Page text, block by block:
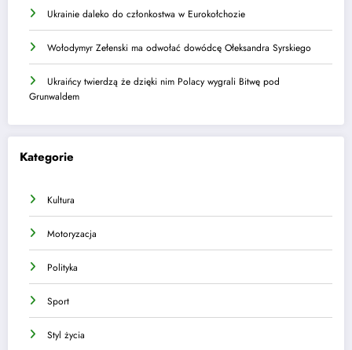
Ukrainie daleko do członkostwa w Eurokołchozie
Wołodymyr Zełenski ma odwołać dowódcę Ołeksandra Syrskiego
Ukraińcy twierdzą że dzięki nim Polacy wygrali Bitwę pod
Grunwaldem
Kategorie
Kultura
Motoryzacja
Polityka
Sport
Styl życia